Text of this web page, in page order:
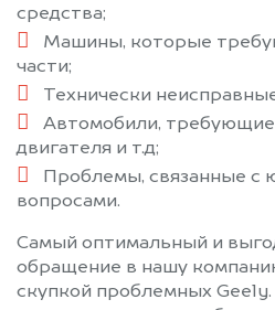
средства;
Машины, которые
части;
Технически
Автомобили,
двигателя и т.д;
Проблемы, связанные с
вопросами.
Самый оптимальный и
обращение в нашу
скупкой проблемных